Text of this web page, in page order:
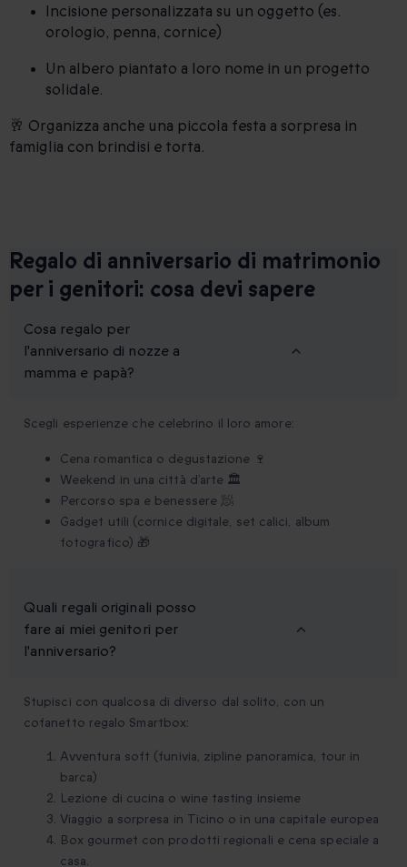
Incisione personalizzata su un oggetto (es.
orologio, penna, cornice)
Un albero piantato a loro nome in un progetto
solidale.
🥂 Organizza anche una piccola festa a sorpresa in
famiglia con brindisi e torta.
Regalo di anniversario di matrimonio
per i genitori: cosa devi sapere
Cosa regalo per
l'anniversario di nozze a
mamma e papà?
Scegli esperienze che celebrino il loro amore:
Cena romantica o degustazione 🍷
Weekend in una città d’arte 🏛️
Percorso spa e benessere 🧖
Gadget utili (cornice digitale, set calici, album
fotografico) 🎁
Quali regali originali posso
fare ai miei genitori per
l'anniversario?
Stupisci con qualcosa di diverso dal solito, con un
cofanetto regalo Smartbox:
Avventura soft (funivia, zipline panoramica, tour in
barca)
Lezione di cucina o wine tasting insieme
Viaggio a sorpresa in Ticino o in una capitale europea
Box gourmet con prodotti regionali e cena speciale a
casa.